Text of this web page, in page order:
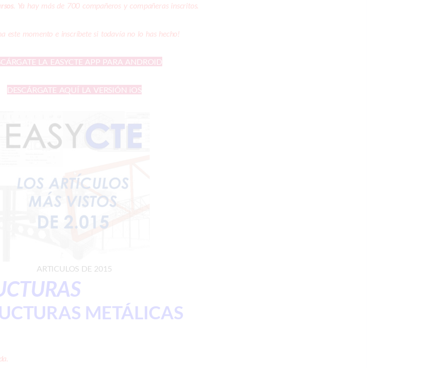
. Ya hay más de 700 compañeros y compañeras inscritos.
este momento e inscríbete si todavía no lo has hecho!
LA EASYCTE APP PARA ANDROID
DESCÁRGATE AQUÍ LA VERSIÓN iOS
ARTICULOS DE 2015
METÁLICAS